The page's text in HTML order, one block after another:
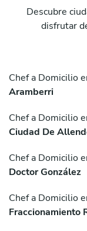
Descubre
disfrutar
Chef a Domicilio
Aramberri
Chef a Domicilio
Ciudad De
Chef a Domicilio
Doctor González
Chef a Domicilio
Fraccionamiento